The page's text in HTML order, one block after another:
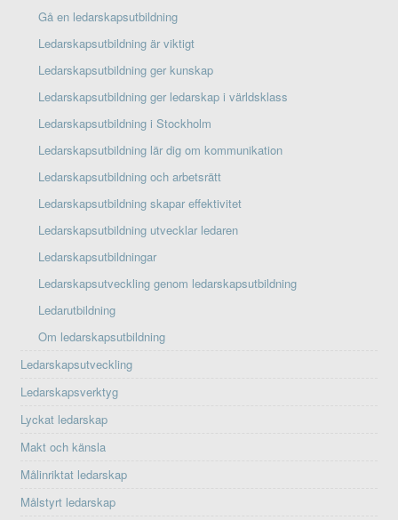
Gå en ledarskapsutbildning
Ledarskapsutbildning är viktigt
Ledarskapsutbildning ger kunskap
Ledarskapsutbildning ger ledarskap i världsklass
Ledarskapsutbildning i Stockholm
Ledarskapsutbildning lär dig om kommunikation
Ledarskapsutbildning och arbetsrätt
Ledarskapsutbildning skapar effektivitet
Ledarskapsutbildning utvecklar ledaren
Ledarskapsutbildningar
Ledarskapsutveckling genom ledarskapsutbildning
Ledarutbildning
Om ledarskapsutbildning
Ledarskapsutveckling
Ledarskapsverktyg
Lyckat ledarskap
Makt och känsla
Målinriktat ledarskap
Målstyrt ledarskap